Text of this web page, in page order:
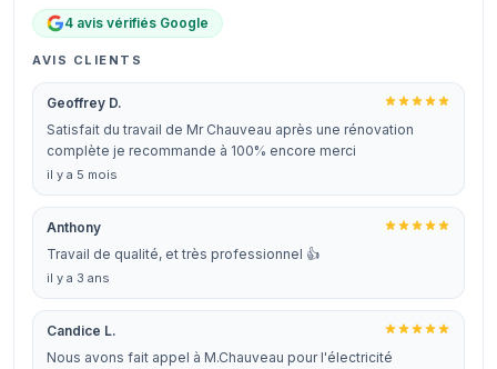
4 avis vérifiés Google
AVIS CLIENTS
Geoffrey D.
Satisfait du travail de Mr Chauveau après une rénovation
complète je recommande à 100% encore merci
il y a 5 mois
Anthony
Travail de qualité, et très professionnel 👍
il y a 3 ans
Candice L.
Nous avons fait appel à M.Chauveau pour l'électricité